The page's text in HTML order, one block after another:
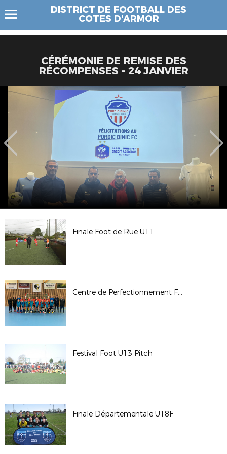
DISTRICT DE FOOTBALL DES
COTES D'ARMOR
CÉRÉMONIE DE REMISE DES
RÉCOMPENSES - 24 JANVIER
Finale Foot de Rue U11
Centre de Perfectionnement Futsal Féminin
Festival Foot U13 Pitch
Finale Départementale U18F